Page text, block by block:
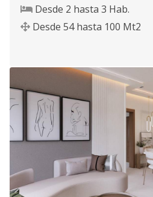
Desde 2 hasta 3 Hab.
Desde 54 hasta 100 Mt2